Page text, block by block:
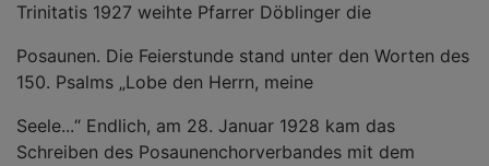
Trinitatis 1927 weihte Pfarrer Döblinger die
Posaunen. Die Feierstunde stand unter den Worten des
150. Psalms „Lobe den Herrn, meine
Seele...“ Endlich, am 28. Januar 1928 kam das
Schreiben des Posaunenchorverbandes mit dem